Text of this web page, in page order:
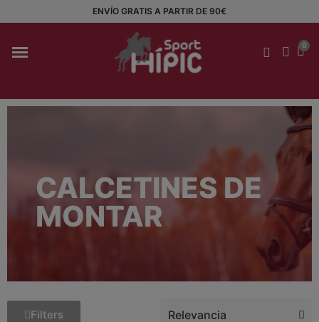
ENVÍO GRATIS A PARTIR DE 90€
CALCETINES DE
MONTAR
Filters